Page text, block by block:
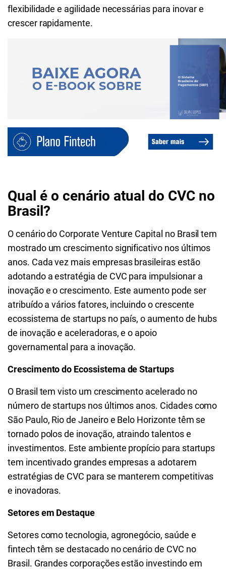
flexibilidade e agilidade necessárias para inovar e
crescer rapidamente.
Qual é o cenário atual do CVC no
Brasil?
O cenário do Corporate Venture Capital no Brasil tem
mostrado um crescimento significativo nos últimos
anos. Cada vez mais empresas brasileiras estão
adotando a estratégia de CVC para impulsionar a
inovação e o crescimento. Este aumento pode ser
atribuído a vários fatores, incluindo o crescente
ecossistema de startups no país, o aumento de hubs
de inovação e aceleradoras, e o apoio
governamental para a inovação.
Crescimento do Ecossistema de Startups
O Brasil tem visto um crescimento acelerado no
número de startups nos últimos anos. Cidades como
São Paulo, Rio de Janeiro e Belo Horizonte têm se
tornado polos de inovação, atraindo talentos e
investimentos. Este ambiente propício para startups
tem incentivado grandes empresas a adotarem
estratégias de CVC para se manterem competitivas
e inovadoras.
Setores em Destaque
Setores como tecnologia, agronegócio, saúde e
fintech têm se destacado no cenário de CVC no
Brasil. Grandes corporações estão investindo em